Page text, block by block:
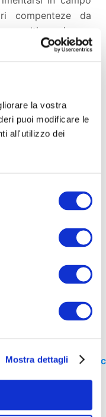
la vostra
puoi modificare le
all'utilizzo dei
Mostra dettagli
compenteze da
serviranno
perfavorire
è rappresentato
Straordinario per
San Riccardo
-https://